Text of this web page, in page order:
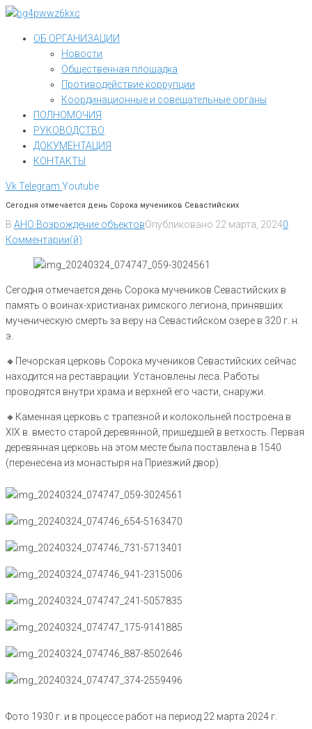
Перейти
контентуОБ ОРГАНИЗАЦИИ
Новости
Общественная площадка
Противодействие коррупции
Координационные и совещательные органы
ПОЛНОМОЧИЯ
РУКОВОДСТВО
ДОКУМЕНТАЦИЯ
КОНТАКТЫ
VkTelegram Youtube
Сегодня отмечается день Сорока мучеников Севастийских
В АНО Возрождение объектовОпубликовано 22 марта, 20240
Комментарии(й)
Сегодня отмечается день Сорока мучеников Севастийских в
память о воинах-христианах римского легиона, принявших
мученическую смерть за веру на Севастийском озере в 320 г. н.
э.
🔸️Печорская церковь Сорока мучеников Севастийских сейчас
находится на реставрации. Установлены леса. Работы
проводятся внутри храма и верхней его части, снаружи.
🔸️Каменная церковь с трапезной и колокольней построена в
XIX в. вместо старой деревянной, пришедшей в ветхость. Первая
деревянная церковь на этом месте была поставлена в 1540
(перенесена из монастыря на Приезжий двор).
Фото 1930 г. и в процессе работ на период 22 марта 2024 г.